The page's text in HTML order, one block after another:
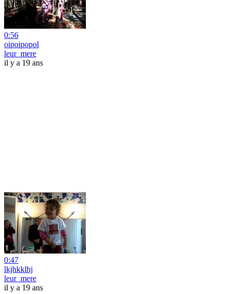
0:56
oipoipopol
leur_mere
il y a 19 ans
0:47
lkjhkklhj
leur_mere
il y a 19 ans